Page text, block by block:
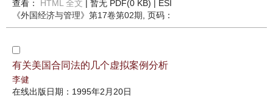
查看： HTML 全文 | 暂无 PDF(0 KB) | ESI
《外国经济与管理》 第17卷第02期 , 页码：
有关美国合同法的几个虚拟案例分析
李健
在线出版日期：1995年2月20日